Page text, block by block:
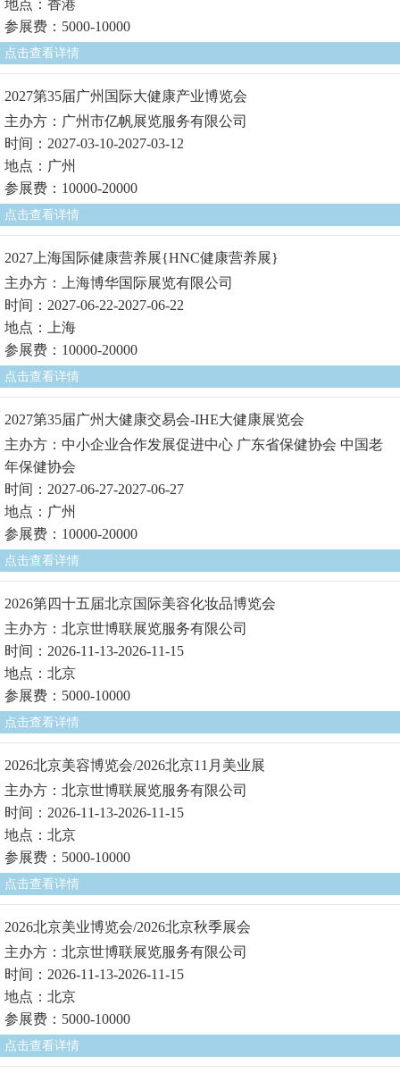
地点：香港
参展费：5000-10000
点击查看详情
2027第35届广州国际大健康产业博览会
主办方：广州市亿帆展览服务有限公司
时间：2027-03-10-2027-03-12
地点：广州
参展费：10000-20000
点击查看详情
2027上海国际健康营养展{HNC健康营养展}
主办方：上海博华国际展览有限公司
时间：2027-06-22-2027-06-22
地点：上海
参展费：10000-20000
点击查看详情
2027第35届广州大健康交易会-IHE大健康展览会
主办方：中小企业合作发展促进中心 广东省保健协会 中国老
年保健协会
时间：2027-06-27-2027-06-27
地点：广州
参展费：10000-20000
点击查看详情
2026第四十五届北京国际美容化妆品博览会
主办方：北京世博联展览服务有限公司
时间：2026-11-13-2026-11-15
地点：北京
参展费：5000-10000
点击查看详情
2026北京美容博览会/2026北京11月美业展
主办方：北京世博联展览服务有限公司
时间：2026-11-13-2026-11-15
地点：北京
参展费：5000-10000
点击查看详情
2026北京美业博览会/2026北京秋季展会
主办方：北京世博联展览服务有限公司
时间：2026-11-13-2026-11-15
地点：北京
参展费：5000-10000
点击查看详情